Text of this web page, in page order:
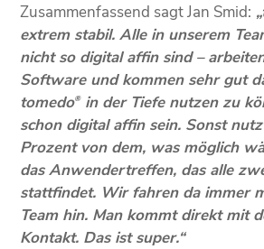
Zusammenfassend sagt Jan Smid:
extrem stabil. Alle in unserem
nicht so digital affin sind –
Software und kommen sehr gut
tomedo®in der Tiefe nutzen zu
schon digital affin sein. Sonst
Prozent von dem, was möglich
das Anwendertreffen, das alle
stattfindet. Wir fahren da immer
Team hin. Man kommt direkt mit
Kontakt. Das ist super.“